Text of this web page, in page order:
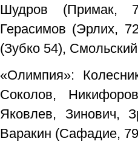
Шудров (Примак,
Герасимов (Эрлих,
(Зубко 54),
«Олимпия»:
Соколов,
Яковлев, Зинович,
Варакин (Сафадие,